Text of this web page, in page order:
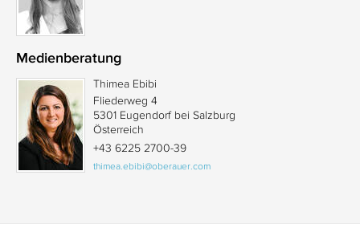
Medienberatung
Thimea Ebibi
Fliederweg 4
5301 Eugendorf bei Salzburg
Österreich
+43 6225 2700-39
thimea.ebibi@oberauer.com